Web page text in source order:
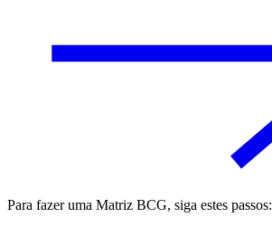
Para fazer uma Matriz BCG, siga estes passos: